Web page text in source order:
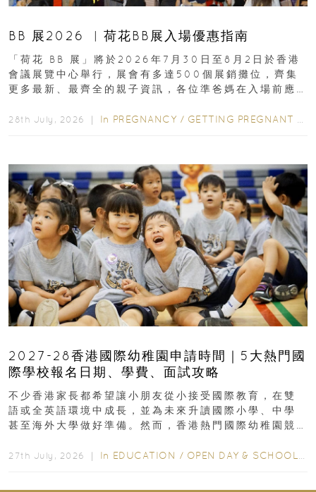
BB 展2026 ︳荷花BB展入場優惠指南
「荷花 BB 展」將於2026年7月30日至8月2日於香港
會議展覽中心舉行，展會有多達500個展銷攤位，齊集
更多最新、最齊全的親子資訊，各位準爸媽在入場前應
28th July, 2026 ｜ In PREGNANCY / GETTING PREGNANT
2027-28香港國際幼稚園申請時間｜5大熱門國
際學校報名日期、學費、面試攻略
不少香港家長都希望讓小朋友從小接受國際教育，在雙
語或全英語環境中成長，並為未來升讀國際小學、中學
甚至海外大學做好準備。然而，香港熱門國際幼稚園競
27th July, 2026 ｜ In EDUCATION / OPEN DAY & SCHOOL EVENTS